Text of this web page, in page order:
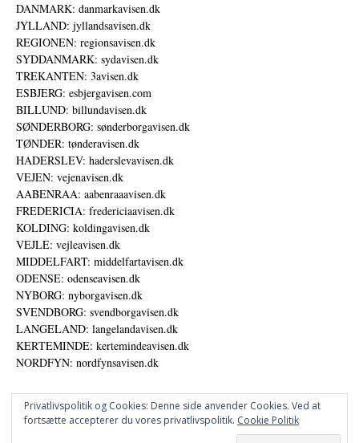
DANMARK: danmarkavisen.dk
JYLLAND: jyllandsavisen.dk
REGIONEN: regionsavisen.dk
SYDDANMARK: sydavisen.dk
TREKANTEN: 3avisen.dk
ESBJERG: esbjergavisen.com
BILLUND: billundavisen.dk
SØNDERBORG: sønderborgavisen.dk
TØNDER: tønderavisen.dk
HADERSLEV: haderslevavisen.dk
VEJEN: vejenavisen.dk
AABENRAA: aabenraaavisen.dk
FREDERICIA: fredericiaavisen.dk
KOLDING: koldingavisen.dk
VEJLE: vejleavisen.dk
MIDDELFART: middelfartavisen.dk
ODENSE: odenseavisen.dk
NYBORG: nyborgavisen.dk
SVENDBORG: svendborgavisen.dk
LANGELAND: langelandavisen.dk
KERTEMINDE: kertemindeavisen.dk
NORDFYN: nordfynsavisen.dk
Privatlivspolitik og Cookies: Denne side anvender Cookies. Ved at
fortsætte accepterer du vores privatlivspolitik. Cookie Politik